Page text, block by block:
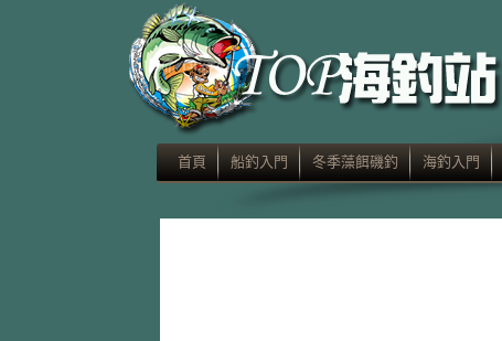
首頁 船釣入門 冬季藻餌磯釣 海釣入門